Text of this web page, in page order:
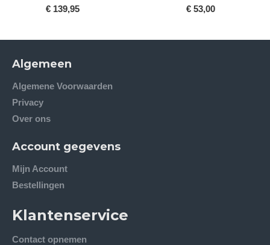
€ 53,00 € 139,95
Algemeen
Algemene Voorwaarden
Privacy
Over ons
Account gegevens
Mijn Account
Bestellingen
Klantenservice
Contact opnemen